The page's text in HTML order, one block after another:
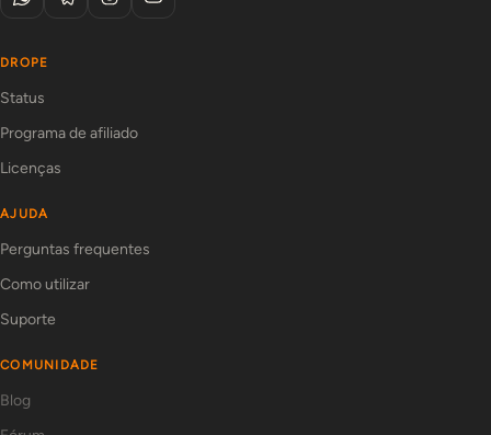
DROPE
Status
Programa de afiliado
Licenças
AJUDA
Perguntas frequentes
Como utilizar
Suporte
COMUNIDADE
Blog